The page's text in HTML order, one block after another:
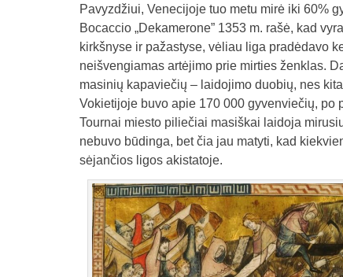
Pavyzdžiui, Venecijoje tuo metu mirė iki 60%
Bocaccio „Dekamerone” 1353 m. rašė, kad
kirkšnyse ir pažastyse, vėliau liga pradėdavo
neišvengiamas artėjimo prie mirties ženklas.
masinių kapaviečių – laidojimo duobių, nes
Vokietijoje buvo apie 170 000 gyvenviečių,
Tournai miesto piliečiai masiškai laidoja
nebuvo būdinga, bet čia jau matyti, kad
sėjančios ligos akistatoje.